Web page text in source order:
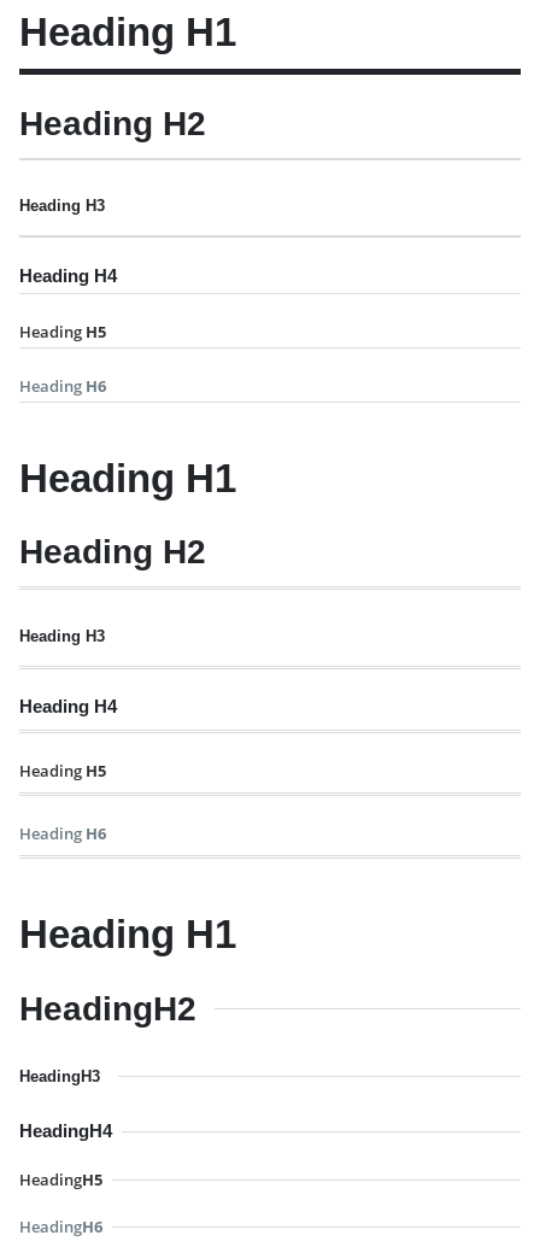
Heading H1
Heading H2
Heading H3
Heading H4
Heading H5
Heading H6
Heading H1
Heading H2
Heading H3
Heading H4
Heading H5
Heading H6
Heading H1
HeadingH2
Heading H3
HeadingH4
HeadingH5
HeadingH6